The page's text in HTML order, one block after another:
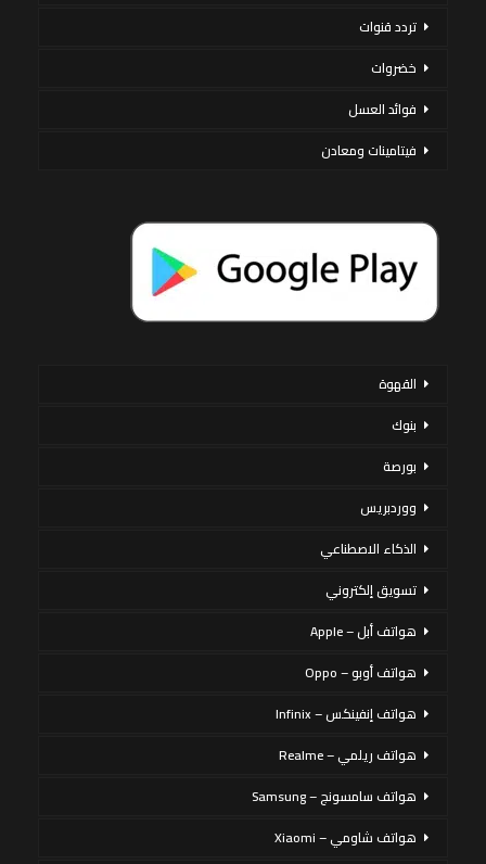
تردد قنوات
خضروات
فوائد العسل
فيتامينات ومعادن
القهوة
بنوك
بورصة
ووردبريس
الذكاء الاصطناعي
تسويق إلكتروني
هواتف أبل – Apple
هواتف أوبو – Oppo
هواتف إنفينكس – Infinix
هواتف ريلمي – Realme
هواتف سامسونج – Samsung
هواتف شاومي – Xiaomi